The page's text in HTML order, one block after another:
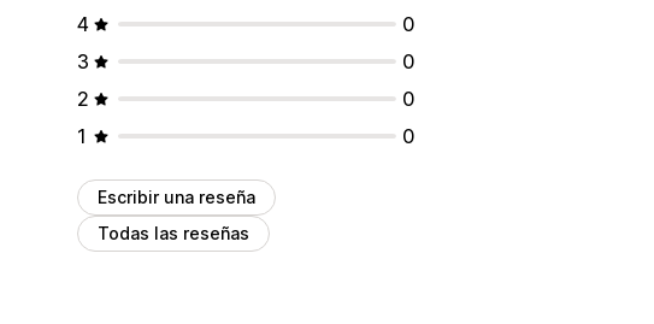
4
0
3
0
2
0
1
0
Escribir una reseña
Todas las reseñas